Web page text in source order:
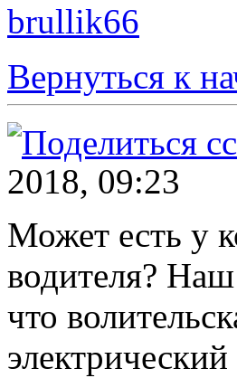
brullik66
Вернуться к
2018, 09:23
Может есть у
водителя?
что